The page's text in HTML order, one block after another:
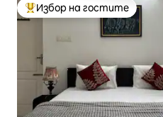
Най-популярен избор на
Избор на гостите